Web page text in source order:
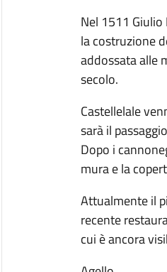
Nel 1511
la costruzione
addossata alle
secolo.
Castellelale
sarà il
Dopo i
mura e la
Attualmente il
recente
cui è ancora